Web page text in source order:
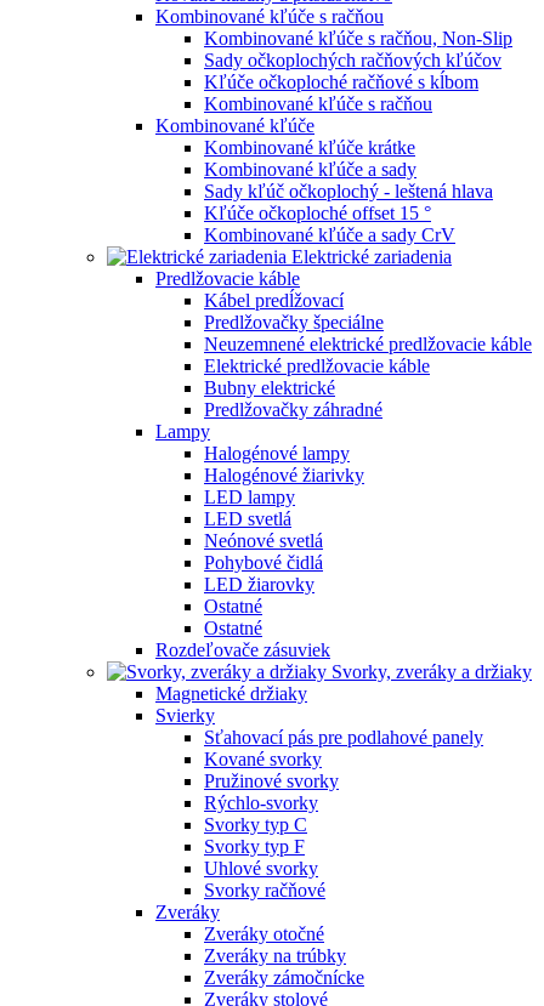
Kombinované kľúče s račňou
Kombinované kľúče s račňou, Non-Slip
Sady očkoplochých račňových kľúčov
Kľúče očkoploché račňové s kĺbom
Kombinované kľúče s račňou
Kombinované kľúče
Kombinované kľúče krátke
Kombinované kľúče a sady
Sady kľúč očkoplochý - leštená hlava
Kľúče očkoploché offset 15 °
Kombinované kľúče a sady CrV
Elektrické zariadenia
Predlžovacie káble
Kábel predĺžovací
Predlžovačky špeciálne
Neuzemnené elektrické predlžovacie káble
Elektrické predlžovacie káble
Bubny elektrické
Predlžovačky záhradné
Lampy
Halogénové lampy
Halogénové žiarivky
LED lampy
LED svetlá
Neónové svetlá
Pohybové čidlá
LED žiarovky
Ostatné
Ostatné
Rozdeľovače zásuviek
Svorky, zveráky a držiaky
Magnetické držiaky
Svierky
Sťahovací pás pre podlahové panely
Kované svorky
Pružinové svorky
Rýchlo-svorky
Svorky typ C
Svorky typ F
Uhlové svorky
Svorky račňové
Zveráky
Zveráky otočné
Zveráky na trúbky
Zveráky zámočnícke
Zveráky stolové